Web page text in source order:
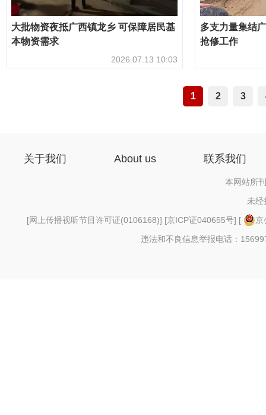
大批物资夜抵广西镇龙乡 可保障居民基
本物资需求
2026.07.13 10:03
多支力量集结
抢修工作
1 2 3
关于我们 About us 联系我们
本网站所
未经
[网上传播视听节目许可证(0106168)] [京ICP证040655号] [
京
违法和不良信息举报电话：